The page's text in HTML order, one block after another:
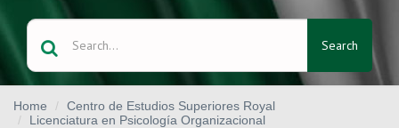
Search
Home
Centro de Estudios Superiores Royal
Licenciatura en Psicología Organizacional